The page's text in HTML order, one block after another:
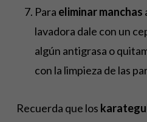
Para eliminar manchas
lavadora dale con un
algún antigrasa o
con la limpieza de las
Recuerda que los